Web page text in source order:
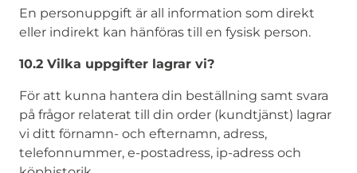
En personuppgift är all information som direkt
eller indirekt kan hänföras till en fysisk person.
10.2 Vilka uppgifter lagrar vi?
För att kunna hantera din beställning samt svara
på frågor relaterat till din order (kundtjänst) lagrar
vi ditt förnamn- och efternamn, adress,
telefonnummer, e-postadress, ip-adress och